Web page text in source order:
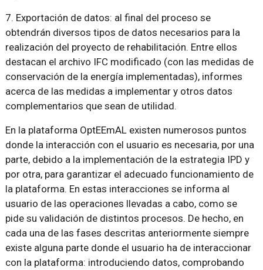
7. Exportación de datos: al final del proceso se
obtendrán diversos tipos de datos necesarios para la
realización del proyecto de rehabilitación. Entre ellos
destacan el archivo IFC modificado (con las medidas de
conservación de la energía implementadas), informes
acerca de las medidas a implementar y otros datos
complementarios que sean de utilidad.
En la plataforma OptEEmAL existen numerosos puntos
donde la interacción con el usuario es necesaria, por una
parte, debido a la implementación de la estrategia IPD y
por otra, para garantizar el adecuado funcionamiento de
la plataforma. En estas interacciones se informa al
usuario de las operaciones llevadas a cabo, como se
pide su validación de distintos procesos. De hecho, en
cada una de las fases descritas anteriormente siempre
existe alguna parte donde el usuario ha de interaccionar
con la plataforma: introduciendo datos, comprobando